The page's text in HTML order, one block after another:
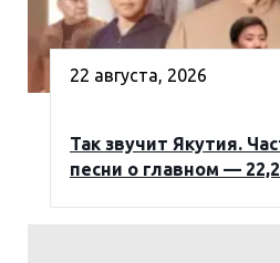
22 августа, 2026
Так звучит Якутия.
песни о главном —